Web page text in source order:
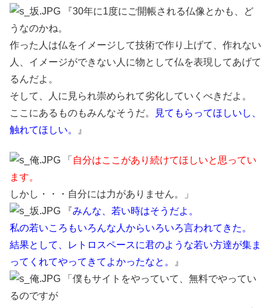
『30年に1度にご開帳される仏像とかも、ど
うなのかね。
作った人は仏をイメージして技術で作り上げて、作れない
人、イメージができない人に物として仏を表現してあげて
るんだよ。
そして、人に見られ崇められて劣化していくべきだよ。
ここにあるものもみんなそうだ。
見てもらってほしいし、
触れてほしい。
』
「 自分はここがあり続けてほしいと思ってい
ます。
しかし・・・自分には力がありません。」
『みんな、若い時はそうだよ。
私の若いころもいろんな人からいろいろ言われてきた。
結果として、レトロスペースに君のような若い方達が集ま
ってくれてやってきてよかったなと。
』
「僕もサイトをやっていて、無料でやってい
るのですが